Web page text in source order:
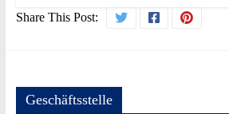
Share This Post:
Geschäftsstelle